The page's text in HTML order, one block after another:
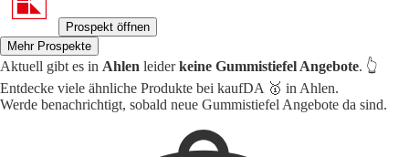
Prospekt öffnen
Mehr Prospekte
Aktuell gibt es in Ahlen leiderkeine Gummistiefel Angebote. 👆
Entdecke viele ähnliche Produkte bei kaufDA 🥇 in Ahlen.
Werde benachrichtigt, sobald neue Gummistiefel Angebote da sind.